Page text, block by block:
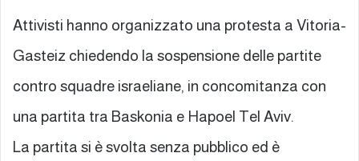
Attivisti hanno organizzato una protesta a Vitoria-
Gasteiz chiedendo la sospensione delle partite
contro squadre israeliane, in concomitanza con
una partita tra Baskonia e Hapoel Tel Aviv.
La partita si è svolta senza pubblico ed è